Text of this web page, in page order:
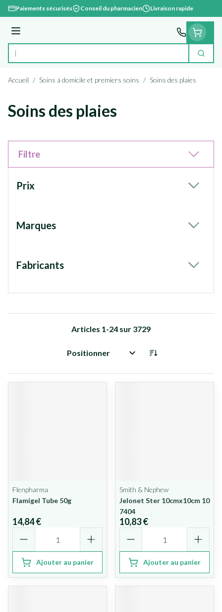
Aller au contenu
Paiements sécurisés Conseil du pharmacien Livraison rapide
Menu
Rechercher
Accueil / Soins à domicile et premiers soins / Soins des plaies
Soins des plaies
Filtre
Prix
Marques
Fabricants
Articles 1-24 sur 3729
Trier par:
Flenpharma
Flamigel Tube 50g
14,84 €
Ajouter au panier
Smith & Nephew
Jelonet Ster 10cmx10cm 10
7404
10,83 €
Ajouter au panier